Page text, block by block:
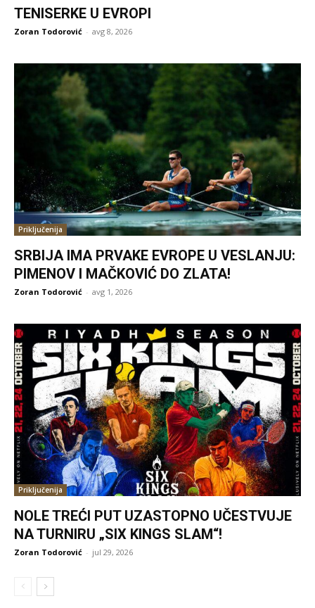
TENISERKE U EVROPI
Zoran Todorović - avg 8, 2026
Priključenija
SRBIJA IMA PRVAKE EVROPE U VESLANJU:
PIMENOV I MAČKOVIĆ DO ZLATA!
Zoran Todorović - avg 1, 2026
Priključenija
NOLE TREĆI PUT UZASTOPNO UČESTVUJE
NA TURNIRU „SIX KINGS SLAM“!
Zoran Todorović - jul 29, 2026